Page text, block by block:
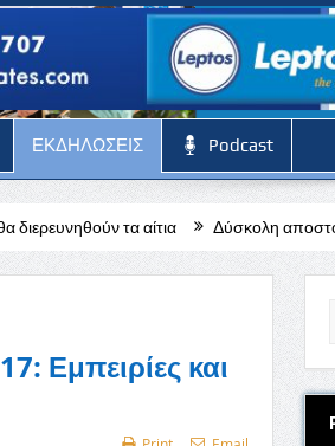
ΕΚΔΗΛΩΣΕΙΣ Podcast
Δύσκολη αποστολή για την Πάφο
Εμπειρίες και